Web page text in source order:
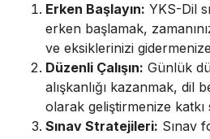
Erken Başlayın: YKS-Dil
erken başlamak,
ve eksiklerinizi
Düzenli Çalışın: Günlük
alışkanlığı kazanmak, dil
olarak geliştirmenize katkı
Sınav Stratejileri: Sınav